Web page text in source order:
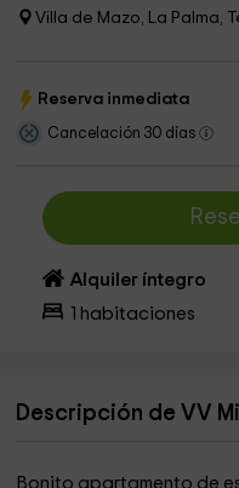
Villa de Mazo, La Palma,
Reserva inmediata
Cancelación 30 días
Alquiler íntegro
habitaciones
Descripción de VV
Bonito apartamento de